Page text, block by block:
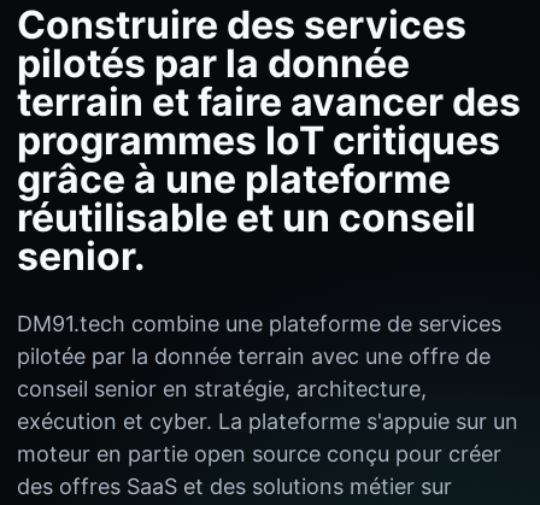
Construire des services
pilotés par la donnée
terrain et faire avancer des
programmes IoT critiques
grâce à une plateforme
réutilisable et un conseil
senior.
DM91.tech combine une plateforme de services
pilotée par la donnée terrain avec une offre de
conseil senior en stratégie, architecture,
exécution et cyber. La plateforme s'appuie sur un
moteur en partie open source conçu pour créer
des offres SaaS et des solutions métier sur